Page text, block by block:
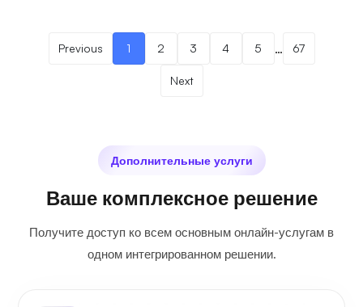
Previous 1 2 3 4 5 … 67
Next
Дополнительные услуги
Ваше комплексное решение
Получите доступ ко всем основным онлайн-услугам в
одном интегрированном решении.